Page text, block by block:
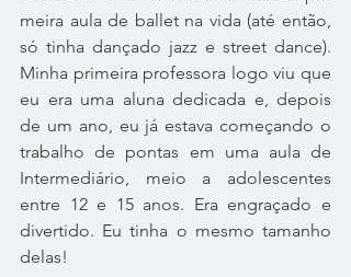
meira aula de bal­let na vida (até então,
só tinha dan­çado jazz e street dance).
Minha pri­meira pro­fes­sora logo viu que
eu era uma aluna dedi­cada e, depois
de um ano, eu já estava come­çando o
tra­ba­lho de pon­tas em uma aula de
Intermediário, meio a ado­les­cen­tes
entre 12 e 15 anos. Era engra­çado e
diver­tido. Eu tinha o mesmo tama­nho
delas!